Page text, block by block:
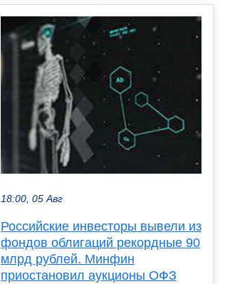
18:00, 05 Авг
Российские инвесторы вывели из
фондов облигаций рекордные 90
млрд рублей. Минфин
приостановил аукционы ОФЗ